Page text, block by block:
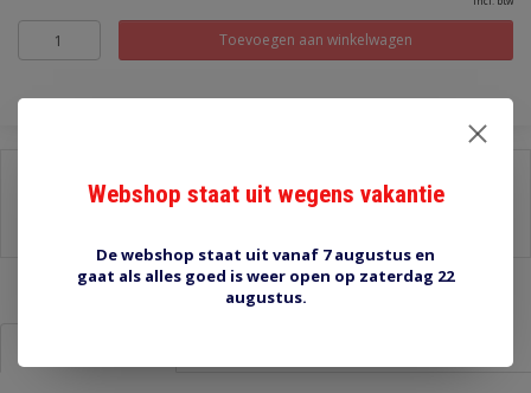
Toevoegen aan winkelwagen
Stel een vraag over dit product
Webshop staat uit wegens vakantie
De webshop staat uit vanaf 7 augustus en
gaat als alles goed is weer open op zaterdag 22
augustus.